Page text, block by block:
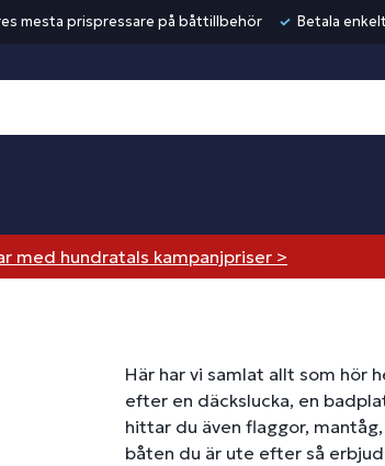
mesta prispressare på båttillbehör Betala
med hundratals kampanjpriser >
Här har vi samlat allt som hör
efter en däckslucka, en
hittar du även flaggor,
båten du är ute efter så